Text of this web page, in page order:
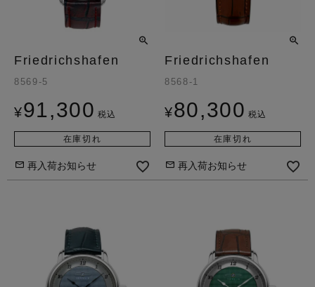
Friedrichshafen
8569-5
¥91,300 税込
在庫切れ
再入荷お知らせ
Friedrichshafen
8568-1
¥80,300 税込
在庫切れ
再入荷お知らせ